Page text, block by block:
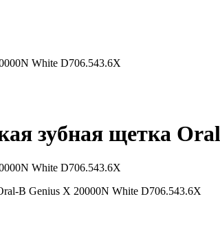
White D706.543.6X
зубная щетка
White D706.543.6X
B Genius X 20000N White D706.543.6X